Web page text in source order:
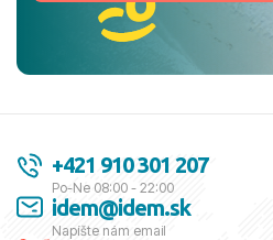
+421 910 301 207
Po-Ne 08:00 - 22:00
idem@idem.sk
Napíšte nám email